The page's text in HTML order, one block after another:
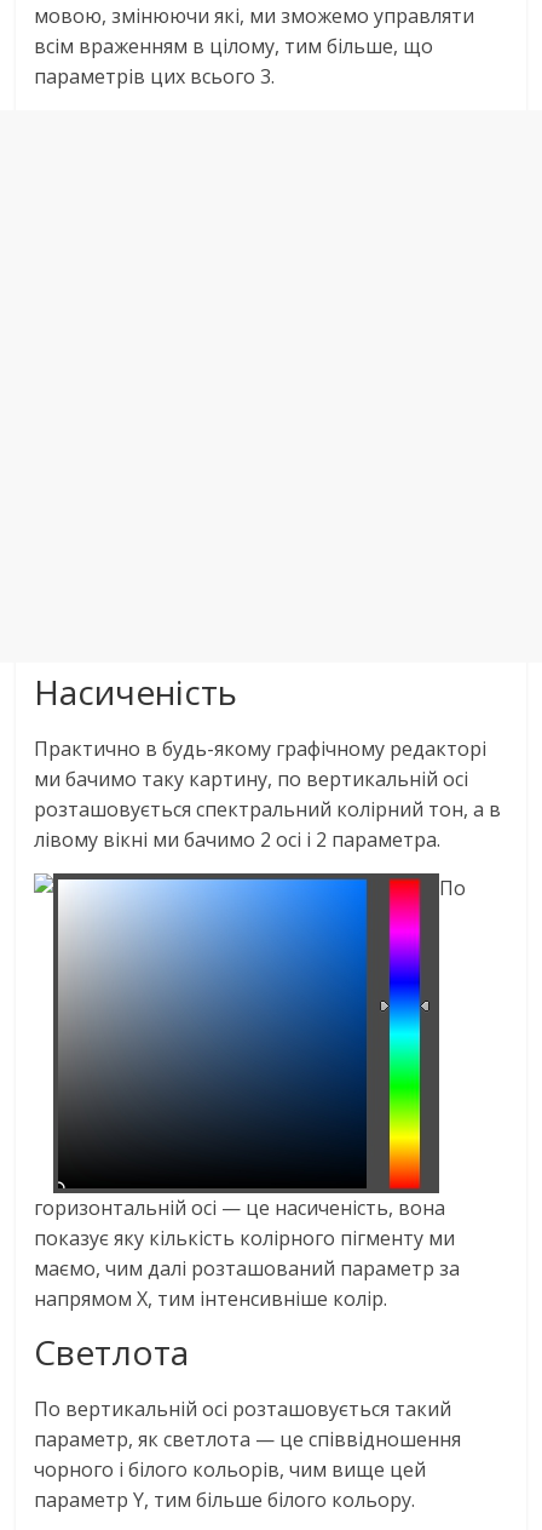
мовою, змінюючи які, ми зможемо управляти
всім враженням в цілому, тим більше, що
параметрів цих всього 3.
Насиченість
Практично в будь-якому графічному редакторі
ми бачимо таку картину, по вертикальній осі
розташовується спектральний колірний тон, а в
лівому вікні ми бачимо 2 осі і 2 параметра.
По
горизонтальній осі — це насиченість, вона
показує яку кількість колірного пігменту ми
маємо, чим далі розташований параметр за
напрямом Х, тим інтенсивніше колір.
Светлота
По вертикальній осі розташовується такий
параметр, як светлота — це співвідношення
чорного і білого кольорів, чим вище цей
параметр Y, тим більше білого кольору.